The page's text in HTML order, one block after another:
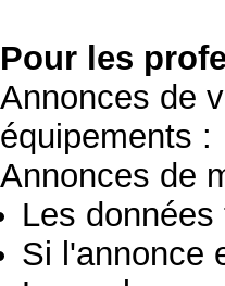
Pour les
Annonces de
équipements :
Annonces de
Les
Si l'annonce